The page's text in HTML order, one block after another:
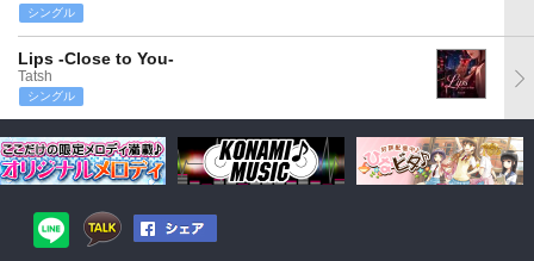
シングル
Lips -Close to You-
Tatsh
シングル